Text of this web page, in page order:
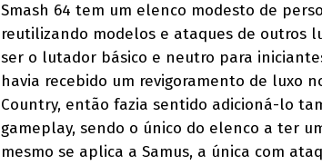
Smash 64 tem um elenco modesto de
reutilizando modelos e ataques de outros
ser o lutador básico e neutro para
havia recebido um revigoramento de luxo
Country, então fazia sentido adicioná-lo
gameplay, sendo o único do elenco a ter
mesmo se aplica a Samus, a única com